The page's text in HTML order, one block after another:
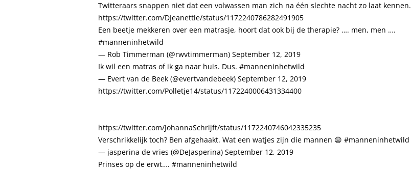
Twitteraars snappen niet dat een volwassen man zich na één slechte nacht zo laat kennen.
https://twitter.com/DJeanettie/status/1172240786282491905
Een beetje mekkeren over een matrasje, hoort dat ook bij de therapie? …. men, men ….
#manneninhetwild
— Rob Timmerman (@rwvtimmerman) September 12, 2019
Ik wil een matras of ik ga naar huis. Dus. #manneninhetwild
— Evert van de Beek (@evertvandebeek) September 12, 2019
https://twitter.com/Polletje14/status/1172240006431334400
https://twitter.com/JohannaSchrijft/status/1172240746042335235
Verschrikkelijk toch? Ben afgehaakt. Wat een watjes zijn die mannen 😩 #manneninhetwild
— jasperina de vries (@DeJasperina) September 12, 2019
Prinses op de erwt…. #manneninhetwild